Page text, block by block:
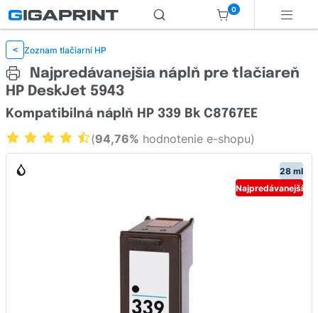
0
< Zoznam tlačiarní HP
Najpredávanejšia náplň pre tlačiareň
HP DeskJet 5943
28 ml
Najpredávanejší
Kompatibilná náplň HP 339 Bk C8767EE
(94,76% hodnotenie e-shopu)